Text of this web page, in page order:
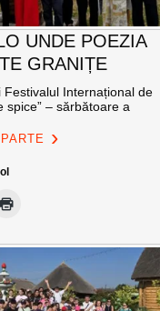
UNDE POEZIA
GRANIȚE
Festivalul Internațional de
spice” – sărbătoare a